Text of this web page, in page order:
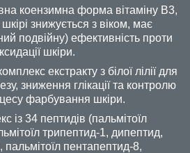
коензимна форма вітаміну В3,
шкірі знижується з віком, має
подвійну) ефективність проти
шкіри.
екстракту з білої лілії для
зниження глікації та контролю
фарбування шкіри.
із 34 пептидів (пальмітоїл
трипептид-1, дипептид,
пальмітоїл пентапептид-8,